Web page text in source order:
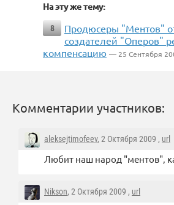
На эту же тему:
8
Продюсеры "Ментов"
создателей "Оперов"
компенсацию — 25 Сентября
Комментарии участников:
aleksejtimofeev, 2 Октября 2009 , url
Любит наш народ "ментов",
Nikson, 2 Октября 2009 , url